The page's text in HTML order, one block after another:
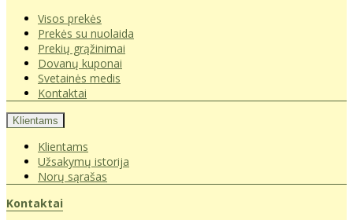
Visos prekės
Prekės su nuolaida
Prekių grąžinimai
Dovanų kuponai
Svetainės medis
Kontaktai
Klientams
Klientams
Užsakymų istorija
Norų sąrašas
Kontaktai